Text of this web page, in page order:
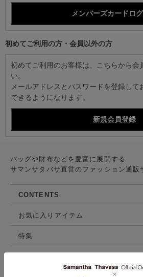
初めてご利用の方・会員以外の方
初めてご利用のお客様は、こちらから会
い。
メールアドレスとパスワードを登録し
できるようになります。
バッグや財布などを豊富に展開する
サマンサタバサ直営のファッション通販
CONTENTS
お気に入りアイテム
特集